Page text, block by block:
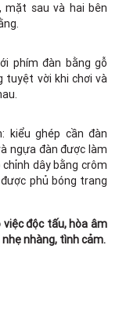
mặt sau và hai bên
phím đàn bằng gỗ
tuyệt vời khi chơi và
kiểu ghép cần đàn
ngựa đàn được làm
dây bằng crôm
phủ bóng trang
độc tấu, hòa âm
nhàng, tình cảm.